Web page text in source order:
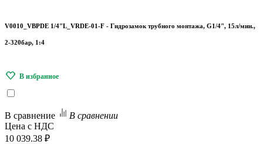
V0010_VBPDE 1/4"L_VRDE-01-F - Гидрозамок трубного монтажа, G1/4", 15л/мин.,
2-320бар, 1:4
В сравнение
В сравнении
Цена с НДС
10 039.38 ₽